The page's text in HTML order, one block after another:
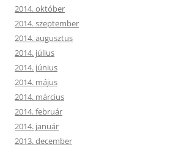
2014. október
2014. szeptember
2014. augusztus
2014. július
2014. június
2014. május
2014. március
2014. február
2014. január
2013. december